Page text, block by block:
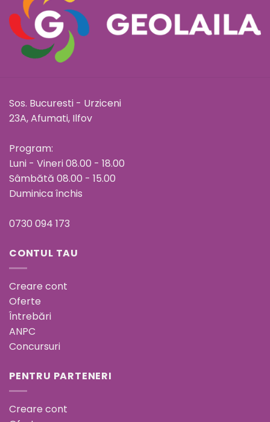
Sos. Bucuresti - Urziceni
23A, Afumati, Ilfov
Program:
Luni - Vineri 08.00 - 18.00
Sâmbătă 08.00 - 15.00
Duminica închis
0730 094 173
CONTUL TAU
Creare cont
Oferte
Întrebări
ANPC
Concursuri
PENTRU PARTENERI
Creare cont